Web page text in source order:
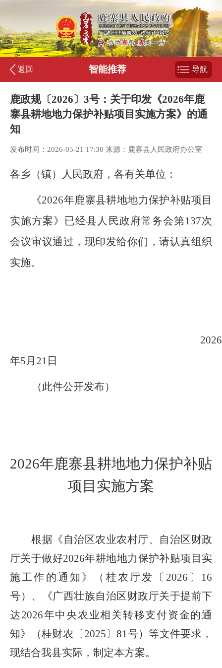
返回 智能推荐 导航
鹿政规〔2026〕3号：关于印发《2026年鹿
寨县耕地地力保护补贴项目实施方案》的通
知
发布时间：2026-05-21 17:30 来源：鹿寨县人民政府办公室
各乡（镇）人民政府，各有关单位：
《2026年鹿寨县耕地地力保护补贴项目
实施方案》已经县人民政府常务会第137次
会议审议通过，现印发给你们，请认真组织
实施。
2026
年5月 21 日
（此件公开发布）
2026年鹿寨县耕地地力保护补贴
项目实施方案
根据《自治区农业农村厅、自治区财政
厅关于做好2026年耕地地力保护补贴项目实
施工作的通知 》（桂农厅发 〔 2026 〕 16
号）、
《广西壮族自治区财政厅关于提前下
达2026年中央农业相关转移支付资金的通
知》
（桂财农〔 2025 〕81号）等文件要求，
现结合我县实际，制定本方案。